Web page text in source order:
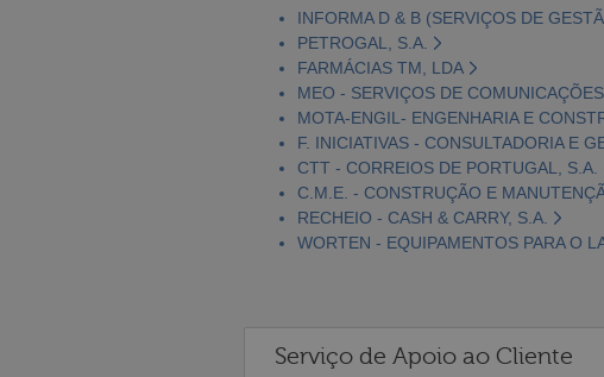
INFORMA D & B (SERVIÇOS DE
PETROGAL, S.A.
FARMÁCIAS TM, LDA
MEO - SERVIÇOS DE
MOTA-ENGIL- ENGENHARIA E
F. INICIATIVAS - CONSULTADORIA E
CTT - CORREIOS DE PORTUGAL, S.A.
C.M.E. - CONSTRUÇÃO E
RECHEIO - CASH & CARRY, S.A.
WORTEN - EQUIPAMENTOS PARA O
Serviço de Apoio ao Cliente